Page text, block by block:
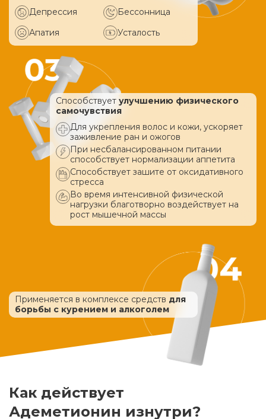
Депрессия
Бессонница
Апатия
Усталость
Способствует улучшению физического
самочувствия
Для укрепления волос и кожи, ускоряет
заживление ран и ожогов
При несбалансированном питании
способствует нормализации аппетита
Способствует зашите от оксидативного
стресса
Во время интенсивной физической
нагрузки благотворно воздействует на
рост мышечной массы
Применяется в комплексе средств для
борьбы с курением и алкоголем
Как действует
Адеметионин изнутри?